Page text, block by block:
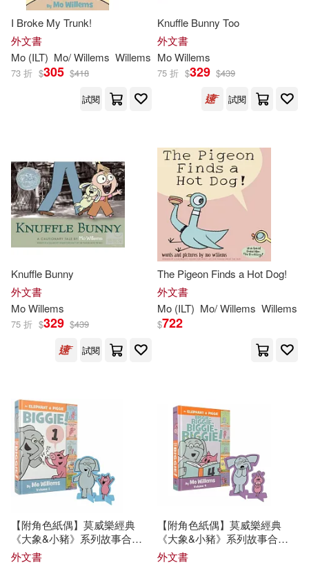
Higgins(1) Inc./ Mo(1)
Isabel (TRN)(1) Jarrett(1)
Leuyen (ILT)(1)
Llanas(1) Lucy/ Willems(1)
Megan(1)
Michael (COP)/ La Puma(1)
Mo (RTL)(1) Mo/ Barry(1)
Mo/ DiTerlizzi(1)
Mo/ Harper(1) Mo/ Muth(1)
Mo/ Pham(1) Mo/ Ren(1)
Mo/ Silversher(1) Murray(1)
I Broke My Trunk!
外文書
Mo (ILT) Mo/Willems Willems
73 折 $305 $418
試閱
Knuffle Bunny Too
外文書
MoWillems
75 折 $329 $439
試閱
Knuffle Bunny
外文書
MoWillems
75 折 $329 $439
試閱
The Pigeon Finds a Hot Dog!
外文書
Mo (ILT) Mo/Willems Willems
$722
【附角色紙偶】莫威樂經典
《大象&小豬》系列故事合集
一(內含5個故事)An Elephant &
外文書
【附角色紙偶】莫威樂經典
《大象&小豬》系列故事合集
四(內含5個故事)An Elephant &
外文書